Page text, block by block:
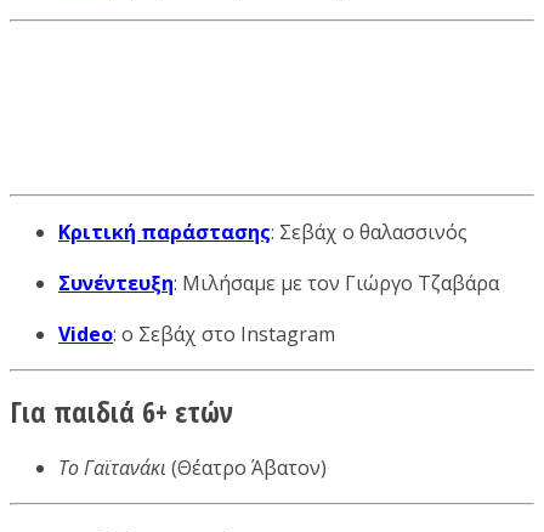
Κριτική παράστασης: Σεβάχ ο θαλασσινός
Συνέντευξη: Μιλήσαμε με τον Γιώργο Τζαβάρα
Video: ο Σεβάχ στο Instagram
Για παιδιά 6+ ετών
Το Γαϊτανάκι (Θέατρο Άβατον)